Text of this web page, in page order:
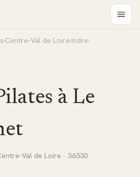
›Centre-Val de Loire›Indre›
à Le
Val de Loire · 36330